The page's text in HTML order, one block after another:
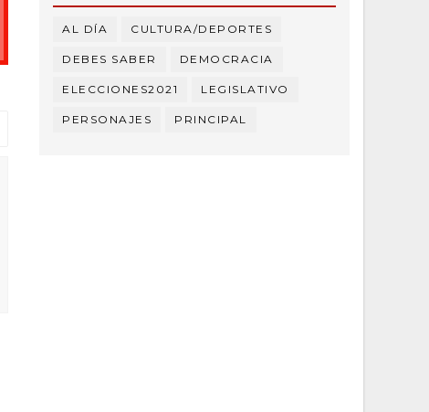
AL DÍA CULTURA/DEPORTES
DEBES SABER DEMOCRACIA
ELECCIONES2021 LEGISLATIVO
PERSONAJES PRINCIPAL